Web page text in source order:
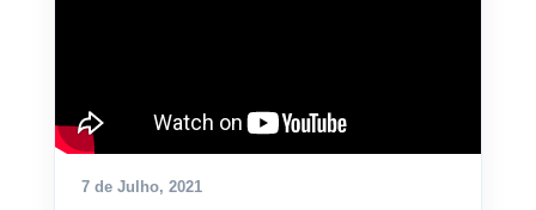
7 de Julho, 2021